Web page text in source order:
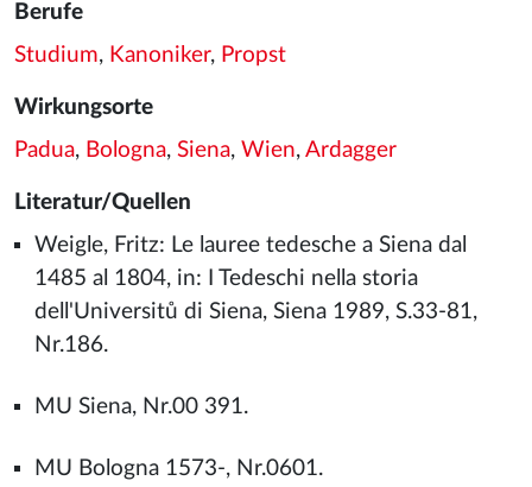
Berufe
Studium, Kanoniker, Propst
Wirkungsorte
Padua, Bologna, Siena, Wien, Ardagger
Literatur/Quellen
Weigle, Fritz: Le lauree tedesche a Siena dal
1485 al 1804, in: I Tedeschi nella storia
dell'Universitů di Siena, Siena 1989, S.33-81,
Nr.186.
MU Siena, Nr.00 391.
MU Bologna 1573-, Nr.0601.